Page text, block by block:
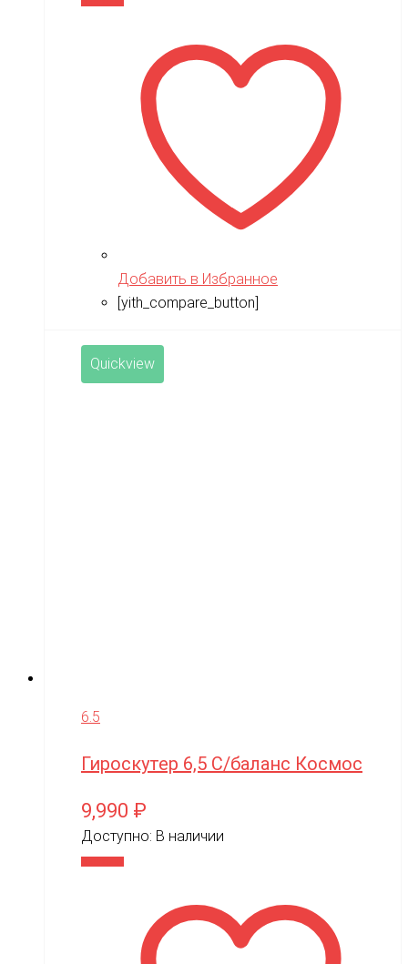
Добавить в Избранное
[yith_compare_button]
Quickview
6.5
Гироскутер 6,5 С/баланс Космос
9,990 ₽
Доступно: В наличии